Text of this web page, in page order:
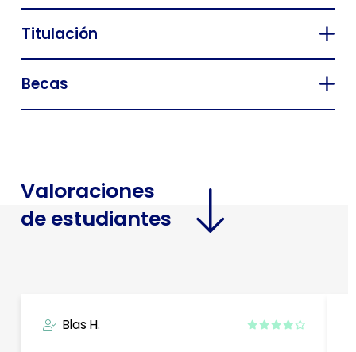
Titulación
Becas
Valoraciones
de estudiantes
Blas H.